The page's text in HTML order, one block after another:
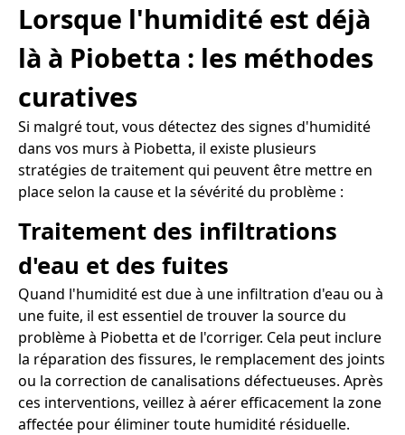
Lorsque l'humidité est déjà
là à Piobetta : les méthodes
curatives
Si malgré tout, vous détectez des signes d'humidité
dans vos murs à Piobetta, il existe plusieurs
stratégies de traitement qui peuvent être mettre en
place selon la cause et la sévérité du problème :
Traitement des infiltrations
d'eau et des fuites
Quand l'humidité est due à une infiltration d'eau ou à
une fuite, il est essentiel de trouver la source du
problème à Piobetta et de l'corriger. Cela peut inclure
la réparation des fissures, le remplacement des joints
ou la correction de canalisations défectueuses. Après
ces interventions, veillez à aérer efficacement la zone
affectée pour éliminer toute humidité résiduelle.